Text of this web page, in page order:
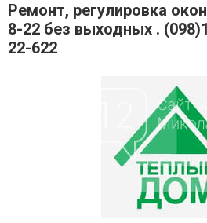
Ремонт, регулировка
8-22 без выходных .
22-622